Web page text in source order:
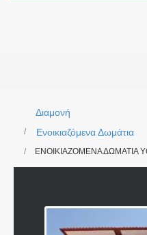
Διαμονή
Ενοικιαζόμενα Δωμάτια
ΕΝΟΙΚΙΑΖΟΜΕΝΑ ΔΩΜΑΤΙΑ